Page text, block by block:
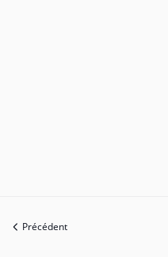
Précédent